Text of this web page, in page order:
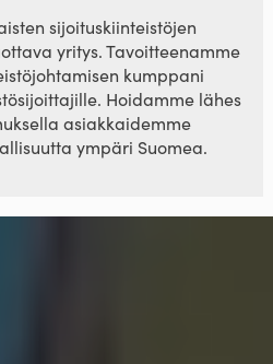
sijoituskiinteistöjen
yritys. Tavoitteenamme
kumppani
Hoidamme lähes
asiakkaidemme
ympäri Suomea.